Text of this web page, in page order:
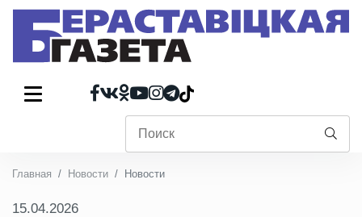
Главная Новости Новости
15.04.2026